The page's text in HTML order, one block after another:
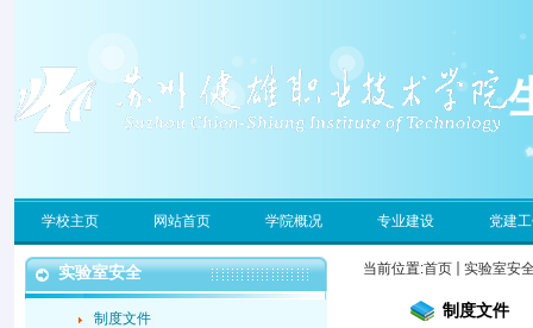
学校主页 网站首页 学院概况 专业建设 党建
实验室安全
制度文件
当前位置:首页 实验室安
制度文件